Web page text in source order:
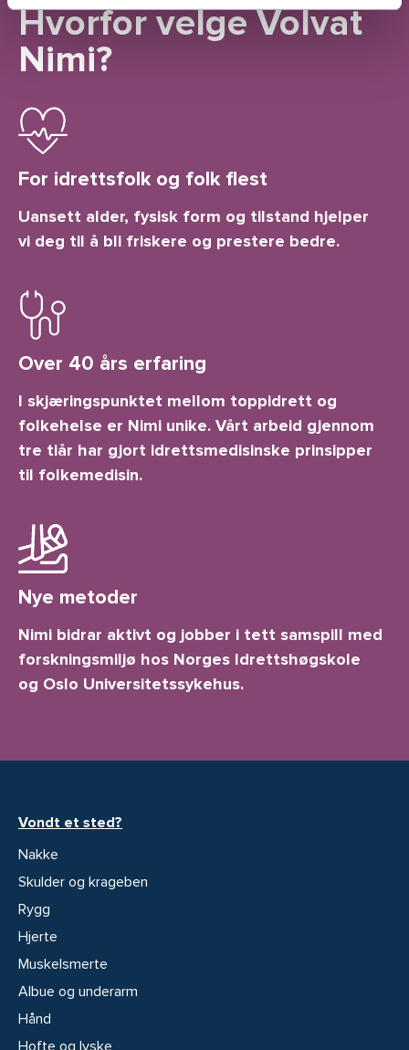
Hvorfor velge Volvat
Nimi?
For idrettsfolk og folk flest
Uansett alder, fysisk form og tilstand hjelper
vi deg til å bli friskere og prestere bedre.
Over 40 års erfaring
I skjæringspunktet mellom toppidrett og
folkehelse er Nimi unike. Vårt arbeid gjennom
tre tiår har gjort idrettsmedisinske prinsipper
til folkemedisin.
Nye metoder
Nimi bidrar aktivt og jobber i tett samspill med
forskningsmiljø hos Norges Idrettshøgskole
og Oslo Universitetssykehus.
Vondt et sted?
Nakke
Skulder og krageben
Rygg
Hjerte
Muskelsmerte
Albue og underarm
Hånd